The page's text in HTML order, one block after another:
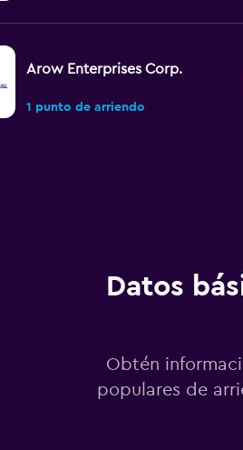
Arow Enterprises Corp.
1 punto de arriendo
Datos
Obtén
populares de